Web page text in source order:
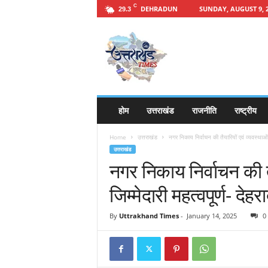
29.3 C DEHRADUN SUNDAY, AUGUST 9,
a
होम उत्तराखंड राजनीति राष्ट्रीय
Home उत्तराखंड नगर निकाय निर्वाचन की तैयारियों एवं
उत्तराखंड
नगर निकाय निर्वाचन
जिम्मेदारी महत्वपूर्ण-
By Uttrakhand Times- January 14, 2025 0